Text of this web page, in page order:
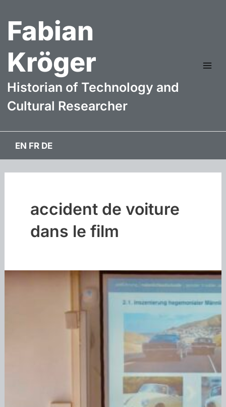
au
contenu
Fabian
Kröger
Historian of Technology and
Cultural Researcher
EN FR DE
accident de voiture
dans le film